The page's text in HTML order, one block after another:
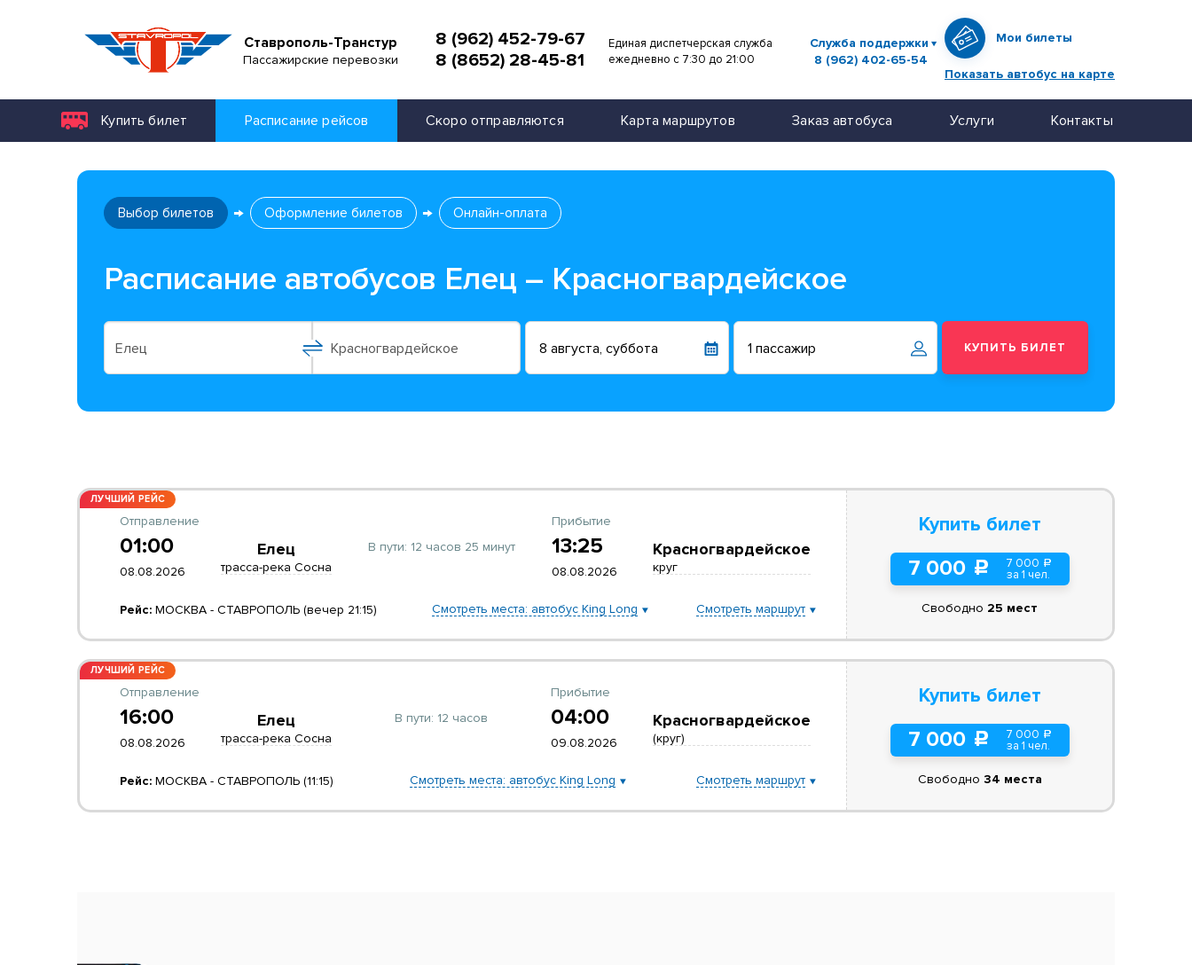
Ставрополь-Транстур
Пассажирские перевозки
8 (962) 452-79-67
8 (8652) 28-45-81
Единая диспетчерская служба
ежедневно с 7:30 до 21:00
Служба поддержки
8 (962) 402-65-54
Мои билеты
Показать автобус на карте
Купить билет Расписание рейсов Скоро отправляются Карта маршрутов Заказ автобуса Услуги Контакты
Выбор билетов Оформление билетов Онлайн-оплата
Расписание автобусов Елец – Красногвардейское
ЛУЧШИЙ РЕЙС
Отправление
01:00
08.08.2026
Елец
трасса-река Сосна
В пути: 12 часов 25 минут
Прибытие
13:25
08.08.2026
Красногвардейское
круг
Рейс: МОСКВА - СТАВРОПОЛЬ (вечер 21:15) Смотреть места: автобус King Long Смотреть маршрут
Купить билет
7 000 c 7 000 a
за 1 чел.
Свободно 25 мест
ЛУЧШИЙ РЕЙС
Отправление
16:00
08.08.2026
Елец
трасса-река Сосна
В пути: 12 часов
Прибытие
04:00
09.08.2026
Красногвардейское
(круг)
Рейс: МОСКВА - СТАВРОПОЛЬ (11:15) Смотреть места: автобус King Long Смотреть маршрут
Купить билет
7 000 c 7 000 a
за 1 чел.
Свободно 34 места